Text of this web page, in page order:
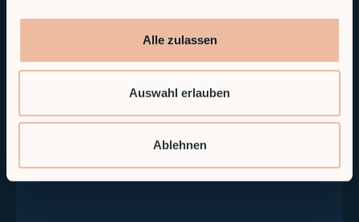
Alle zulassen
Auswahl erlauben
Ablehnen
RobCo Feature: Safe
Cartesian Speed Limits